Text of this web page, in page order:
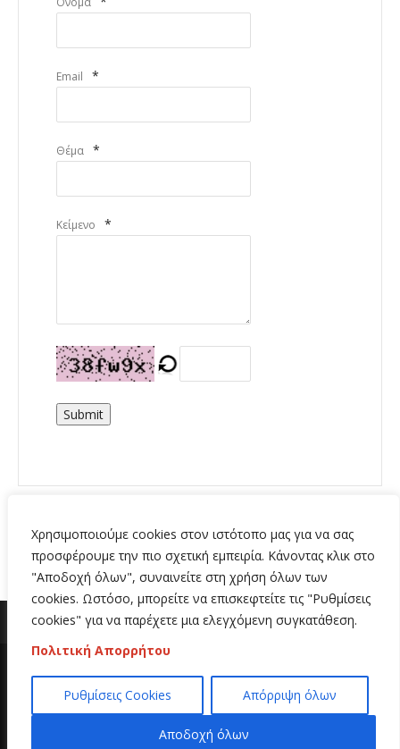
Χρησιμοποιούμε cookies στον ιστότοπο μας για να σας
προσφέρουμε την πιο σχετική εμπειρία. Κάνοντας κλικ στο
"Αποδοχή όλων", συναινείτε στη χρήση όλων των
cookies. Ωστόσο, μπορείτε να επισκεφτείτε τις "Ρυθμίσεις
cookies" για να παρέχετε μια ελεγχόμενη συγκατάθεση.
Πολιτική Απορρήτου
Ρυθμίσεις Cookies Απόρριψη όλων
Αποδοχή όλων
Email *
Θέμα *
Κείμενο *
Submit
Copyright 2020 | All Rights Reserved | Κατασκευή
ιστοσελίδων
Hi Web